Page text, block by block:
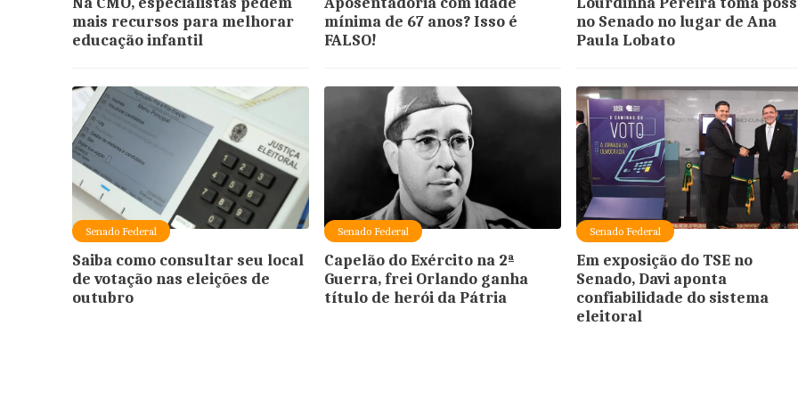
mais recursos para melhorar
educação infantil
mínima de 67 anos? Isso é
FALSO!
no Senado no lugar de Ana
Paula Lobato
Senado Federal
Saiba como consultar seu local
de votação nas eleições de
outubro
Senado Federal
Capelão do Exército na 2ª
Guerra, frei Orlando ganha
título de herói da Pátria
Senado Federal
Em exposição do TSE no
Senado, Davi aponta
confiabilidade do sistema
eleitoral